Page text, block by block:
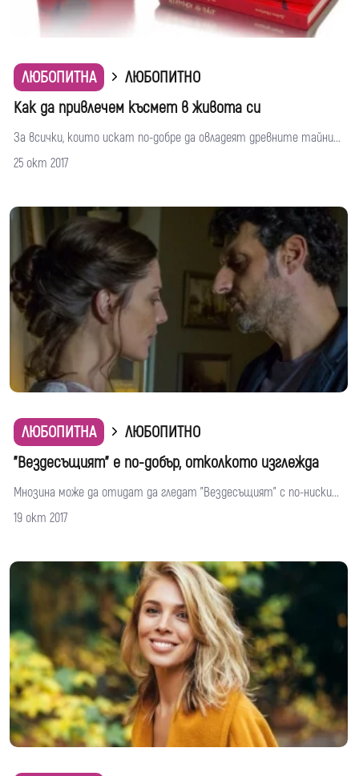
ЛЮБОПИТНА
ЛЮБОПИТНО
Kак да привлечем късмет в живота си
За всички, които искат по-добре да овладеят древните тайни...
25 окт 2017
ЛЮБОПИТНА
ЛЮБОПИТНО
"Вездесъщият" е по-добър, отколкото изглежда
Мнозина може да отидат да гледат "Вездесъщият" с по-ниски...
19 окт 2017